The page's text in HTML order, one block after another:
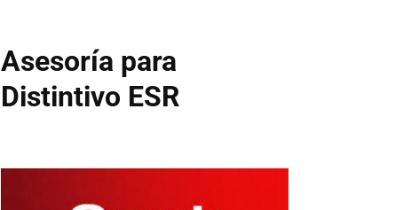
Asesoría para
Distintivo ESR